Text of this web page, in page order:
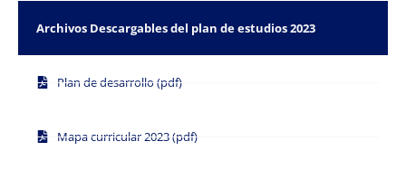
Archivos Descargables del plan de estudios 2023
Plan de desarrollo (pdf)
Mapa curricular 2023 (pdf)